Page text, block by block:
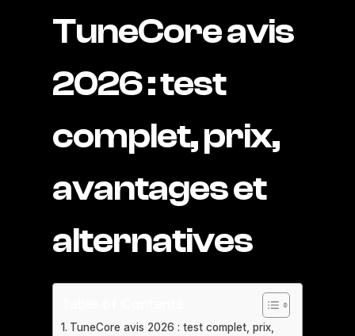
TuneCore avis
2026 : test
complet, prix,
avantages et
alternatives
TuneCore avis 2026 : test complet, prix,